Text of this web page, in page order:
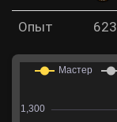
Опыт 623